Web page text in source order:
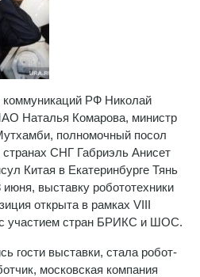
РФ Николай
Наталья Комарова, министр
полномочный посол
СНГ Габриэль Анисет
Китая в Екатеринбурге Тянь
выставку робототехники
открыта в рамках VIII
участием стран БРИКС и ШОС.
гости выставки, стала робот-
московская компания